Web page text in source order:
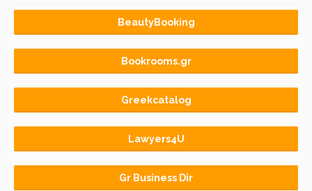
BeautyBooking
Bookrooms.gr
Greekcatalog
Lawyers4U
Gr Business Dir